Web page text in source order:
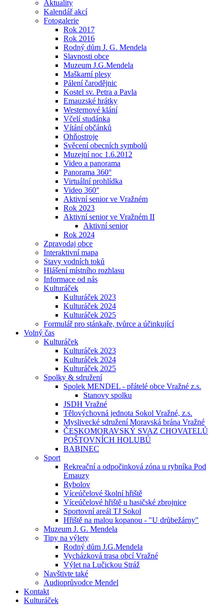
Aktuality
Kalendář akcí
Fotogalerie
Rok 2017
Rok 2016
Rodný dům J. G. Mendela
Slavnosti obce
Muzeum J.G.Mendela
Maškarní plesy
Pálení čarodějnic
Kostel sv. Petra a Pavla
Emauzské hrátky
Westernové klání
Včelí studánka
Vítání občánků
Ohňostroje
Svěcení obecních symbolů
Muzejní noc 1.6.2012
Video a panorama
Panorama 360°
Virtuální prohlídka
Video 360°
Aktivní senior ve Vražném
Rok 2023
Aktivní senior ve Vražném II
Aktivní senior
Rok 2024
Zpravodaj obce
Interaktivní mapa
Stavy vodních toků
Hlášení místního rozhlasu
Informace od nás
Kulturáček
Kulturáček 2023
Kulturáček 2024
Kulturáček 2025
Formulář pro stánkaře, tvůrce a účinkující
Volný čas
Kulturáček
Kulturáček 2023
Kulturáček 2024
Kulturáček 2025
Spolky & sdružení
Spolek MENDEL - přátelé obce Vražné z.s.
Stanovy spolku
JSDH Vražné
Tělovýchovná jednota Sokol Vražné, z.s.
Myslivecké sdružení Moravská brána Vražné
ČESKOMORAVSKÝ SVAZ CHOVATELŮ
POŠTOVNÍCH HOLUBŮ
BABINEC
Sport
Rekreační a odpočinková zóna u rybníka Pod
Emauzy
Rybolov
Víceúčelové školní hřiště
Víceúčelové hřiště u hasičské zbrojnice
Sportovní areál TJ Sokol
Hřiště na malou kopanou - "U drůbežárny"
Muzeum J. G. Mendela
Tipy na výlety
Rodný dům J.G.Mendela
Vycházková trasa obcí Vražné
Výlet na Lučickou Stráž
Navštivte také
Audioprůvodce Mendel
Kontakt
Kulturáček